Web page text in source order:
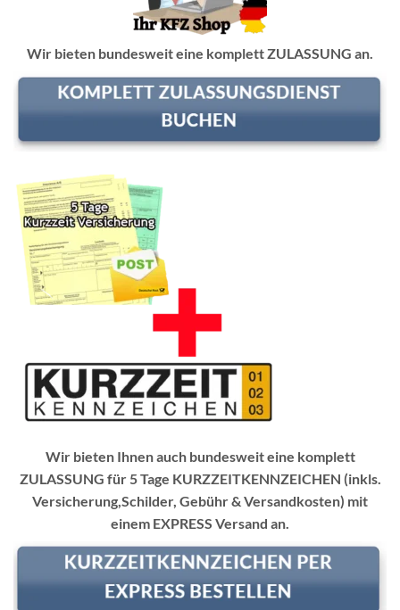
Wir bieten bundesweit eine komplett ZULASSUNG an.
Wir bieten Ihnen auch bundesweit eine komplett
ZULASSUNG für 5 Tage KURZZEITKENNZEICHEN (inkls.
Versicherung,Schilder, Gebühr & Versandkosten) mit
einem EXPRESS Versand an.